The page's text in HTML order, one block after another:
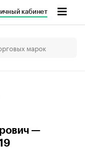
кабинет
—